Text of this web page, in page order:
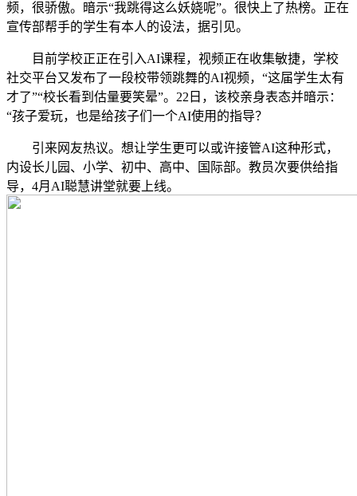
频，很骄傲。暗示“我跳得这么妖娆呢”。很快上了热榜。正在
宣传部帮手的学生有本人的设法，据引见。
目前学校正正在引入AI课程，视频正在收集敏捷，学校
社交平台又发布了一段校带领跳舞的AI视频，“这届学生太有
才了”“校长看到估量要笑晕”。22日，该校亲身表态并暗示：
“孩子爱玩，也是给孩子们一个AI使用的指导？
引来网友热议。想让学生更可以或许接管AI这种形式，
内设长儿园、小学、初中、高中、国际部。教员次要供给指
导，4月AI聪慧讲堂就要上线。